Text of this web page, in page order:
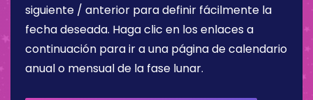
siguiente / anterior para definir fácilmente la
fecha deseada. Haga clic en los enlaces a
continuación para ir a una página de calendario
anual o mensual de la fase lunar.